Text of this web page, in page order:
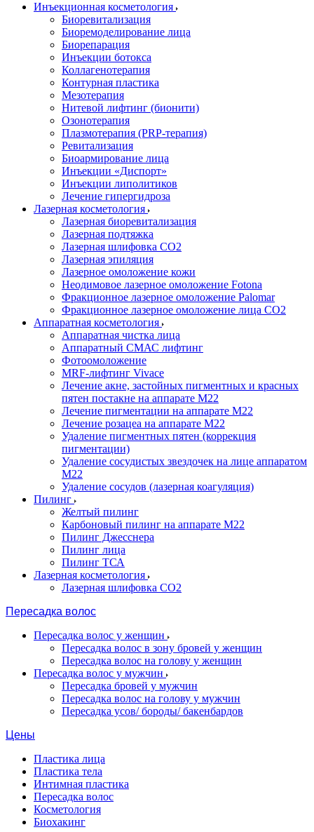
Инъекционная косметология
Биоревитализация
Биоремоделирование лица
Биорепарация
Инъекции ботокса
Коллагенотерапия
Контурная пластика
Мезотерапия
Нитевой лифтинг (бионити)
Озонотерапия
Плазмотерапия (PRP-терапия)
Ревитализация
Биоармирование лица
Инъекции «Диспорт»
Инъекции липолитиков
Лечение гипергидроза
Лазерная косметология
Лазерная биоревитализация
Лазерная подтяжка
Лазерная шлифовка CO2
Лазерная эпиляция
Лазерное омоложение кожи
Неодимовое лазерное омоложение Fotona
Фракционное лазерное омоложение Palomar
Фракционное лазерное омоложение лица СО2
Аппаратная косметология
Аппаратная чистка лица
Аппаратный СМАС лифтинг
Фотоомоложение
MRF-лифтинг Vivace
Лечение акне, застойных пигментных и красных
пятен постакне на аппарате М22
Лечение пигментации на аппарате М22
Лечение розацеа на аппарате M22
Удаление пигментных пятен (коррекция
пигментации)
Удаление сосудистых звездочек на лице аппаратом
М22
Удаление сосудов (лазерная коагуляция)
Пилинг
Желтый пилинг
Карбоновый пилинг на аппарате M22
Пилинг Джесснера
Пилинг лица
Пилинг ТСА
Лазерная косметология
Лазерная шлифовка CO2
Пересадка волос
Пересадка волос у женщин
Пересадка волос в зону бровей у женщин
Пересадка волос на голову у женщин
Пересадка волос у мужчин
Пересадка бровей у мужчин
Пересадка волос на голову у мужчин
Пересадка усов/ бороды/ бакенбардов
Цены
Пластика лица
Пластика тела
Интимная пластика
Пересадка волос
Косметология
Биохакинг